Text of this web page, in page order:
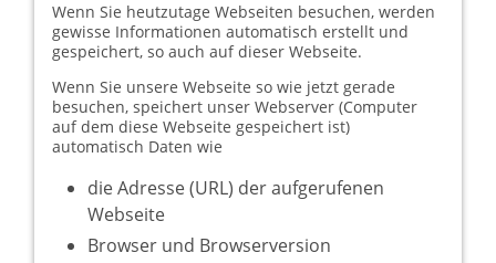
Wenn Sie heutzutage Webseiten besuchen, werden
gewisse Informationen automatisch erstellt und
gespeichert, so auch auf dieser Webseite.
Wenn Sie unsere Webseite so wie jetzt gerade
besuchen, speichert unser Webserver (Computer
auf dem diese Webseite gespeichert ist)
automatisch Daten wie
die Adresse (URL) der aufgerufenen
Webseite
Browser und Browserversion